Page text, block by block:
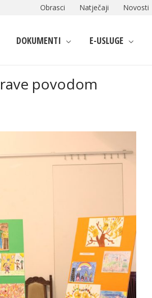
Obrasci Natječaji Novosti
DOKUMENTI E-USLUGE
povodom